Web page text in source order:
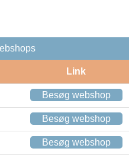
Link
Besøg webshop
Besøg webshop
Besøg webshop